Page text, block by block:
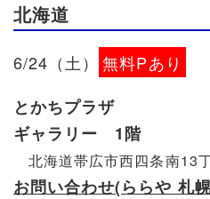
北海道
6/24（土）
無料Pあり
とかちプラザ
ギャラリー 1階
北海道帯広市西四条南13
お問い合わせ(ららや 札